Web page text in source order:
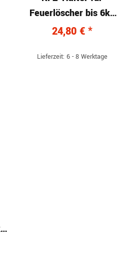
Feuerlöscher bis 6kg
Inhalt
24,80 € *
Lieferzeit: 6 - 8 Werktage